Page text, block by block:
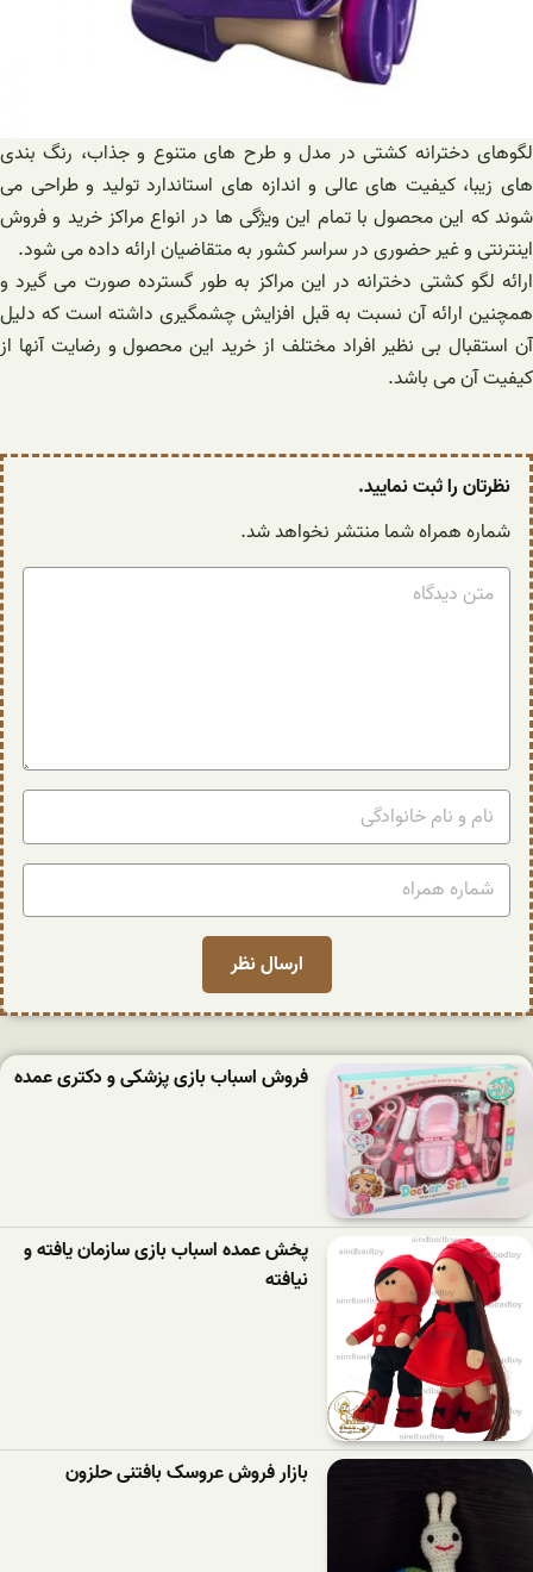
لگوهای دخترانه کشتی در مدل و طرح های متنوع و جذاب، رنگ بندی
های زیبا، کیفیت های عالی و اندازه های استاندارد تولید و طراحی می
شوند که این محصول با تمام این ویژگی ها در انواع مراکز خرید و فروش
اینترنتی و غیر حضوری در سراسر کشور به متقاضیان ارائه داده می شود.
ارائه لگو کشتی دخترانه در این مراکز به طور گسترده صورت می گیرد و
همچنین ارائه آن نسبت به قبل افزایش چشمگیری داشته است که دلیل
آن استقبال بی نظیر افراد مختلف از خرید این محصول و رضایت آنها از
کیفیت آن می باشد.
نظرتان را ثبت نمایید.
شماره همراه شما منتشر نخواهد شد.
فروش اسباب بازی پزشکی و دکتری عمده
پخش عمده اسباب بازی سازمان یافته و
نیافته
بازار فروش عروسک بافتنی حلزون